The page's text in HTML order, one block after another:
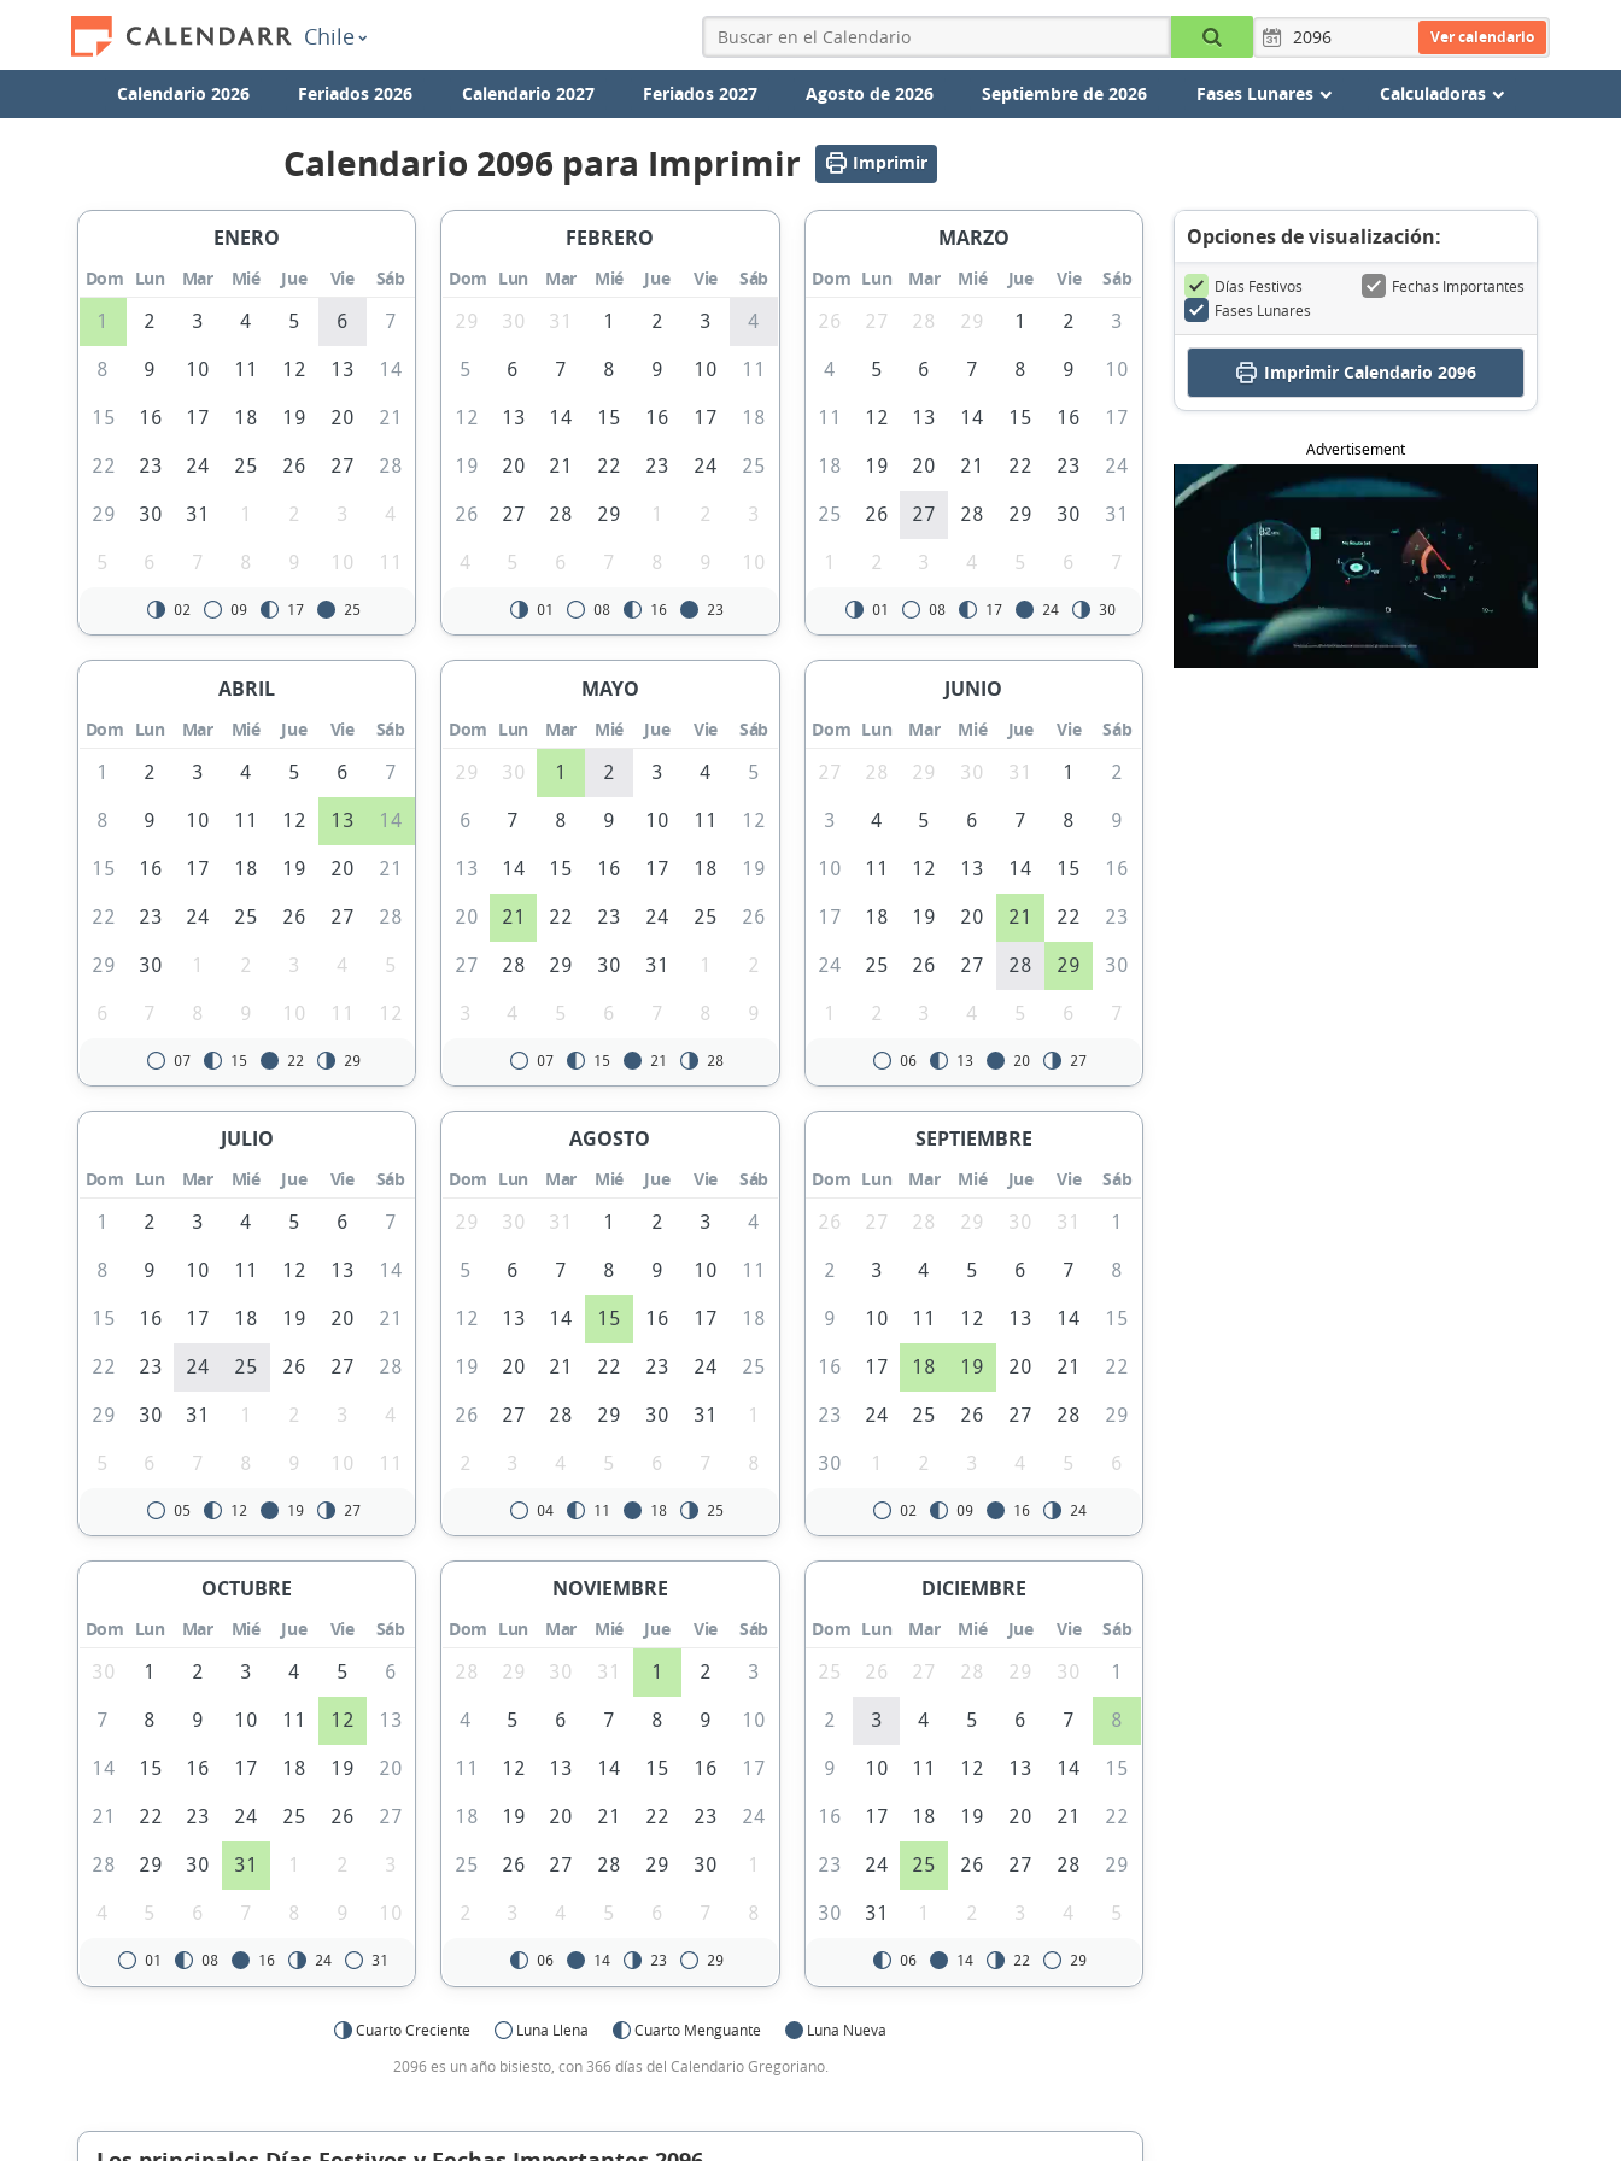
Chile Ver calendario
Calendario 2026 Feriados 2026 Calendario 2027 Feriados 2027 Agosto de 2026 Septiembre de 2026 Fases Lunares Calculadoras
Calendario 2096 para Imprimir Imprimir
ENERO
Dom Lun Mar Mié Jue Vie
Sáb
1
2 3 4 5 6 7
8 9 10 11 12 13 14
15 16 17 18 19 20 21
22 23 24 25 26 27 28
29 30 31 1 2 3 4
5 6 7 8 9 10 11
02 09 17 25
FEBRERO
Dom Lun Mar Mié Jue Vie
Sáb
29
30 31 1 2 3 4
5 6 7 8 9 10 11
12 13 14 15 16 17 18
19 20 21 22 23 24 25
26 27 28 29 1 2 3
4 5 6 7 8 9 10
01 08 16 23
MARZO
Dom Lun Mar Mié Jue Vie
Sáb
26
27 28 29 1 2 3
4 5 6 7 8 9 10
11 12 13 14 15 16 17
18 19 20 21 22 23 24
25 26 27 28 29 30 31
1 2 3 4 5 6 7
01 08 17 24 30
ABRIL
Dom Lun Mar Mié Jue Vie
Sáb
1
2 3 4 5 6 7
8 9 10 11 12 13 14
15 16 17 18 19 20 21
22 23 24 25 26 27 28
29 30 1 2 3 4 5
6 7 8 9 10 11 12
07 15 22 29
MAYO
Dom Lun Mar Mié Jue Vie
Sáb
29
30 1 2 3 4 5
6 7 8 9 10 11 12
13 14 15 16 17 18 19
20 21 22 23 24 25 26
27 28 29 30 31 1 2
3 4 5 6 7 8 9
07 15 21 28
JUNIO
Dom Lun Mar Mié Jue Vie
Sáb
27
28 29 30 31 1 2
3 4 5 6 7 8 9
10 11 12 13 14 15 16
17 18 19 20 21 22 23
24 25 26 27 28 29 30
1 2 3 4 5 6 7
06 13 20 27
JULIO
Dom Lun Mar Mié Jue Vie
Sáb
1
2 3 4 5 6 7
8 9 10 11 12 13 14
15 16 17 18 19 20 21
22 23 24 25 26 27 28
29 30 31 1 2 3 4
5 6 7 8 9 10 11
05 12 19 27
AGOSTO
Dom Lun Mar Mié Jue Vie
Sáb
29
30 31 1 2 3 4
5 6 7 8 9 10 11
12 13 14 15 16 17 18
19 20 21 22 23 24 25
26 27 28 29 30 31 1
2 3 4 5 6 7 8
04 11 18 25
SEPTIEMBRE
Dom Lun Mar Mié Jue Vie
Sáb
26
27 28 29 30 31 1
2 3 4 5 6 7 8
9 10 11 12 13 14 15
16 17 18 19 20 21 22
23 24 25 26 27 28 29
30 1 2 3 4 5 6
02 09 16 24
OCTUBRE
Dom Lun Mar Mié Jue Vie
Sáb
30
1 2 3 4 5 6
7 8 9 10 11 12 13
14 15 16 17 18 19 20
21 22 23 24 25 26 27
28 29 30 31 1 2 3
4 5 6 7 8 9 10
01 08 16 24 31
NOVIEMBRE
Dom Lun Mar Mié Jue Vie
Sáb
28
29 30 31 1 2 3
4 5 6 7 8 9 10
11 12 13 14 15 16 17
18 19 20 21 22 23 24
25 26 27 28 29 30 1
2 3 4 5 6 7 8
06 14 23 29
DICIEMBRE
Dom Lun Mar Mié Jue Vie
Sáb
25
26 27 28 29 30 1
2 3 4 5 6 7 8
9 10 11 12 13 14 15
16 17 18 19 20 21 22
23 24 25 26 27 28 29
30 31 1 2 3 4 5
06 14 22 29
Cuarto Creciente Luna Llena Cuarto Menguante
Luna Nueva
2096 es un año bisiesto, con 366 días del Calendario Gregoriano.
Opciones de visualización:
Días Festivos
Fechas Importantes
Fases Lunares
ImprimirCalendario 2096
Advertisement